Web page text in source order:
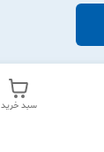
سبد خرید